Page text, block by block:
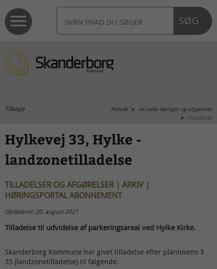
SØG
Tilbage Forside
Aktuelle høringer og afgørelser
Tilladelser
Hylkevej 33, Hylke -
landzonetilladelse
TILLADELSER OG AFGØRELSER | ARKIV |
HØRINGSPORTAL ABONNEMENT
Opdateret: 20. august 2021
Tilladelse til udvidelse af parkeringsareal ved Hylke Kirke.
Skanderborg Kommune har givet tilladelse efter planlovens §
35 (landzonetilladelse) til følgende: